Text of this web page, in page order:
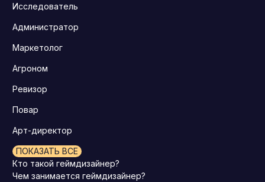
Исследователь
Администратор
Маркетолог
Агроном
Ревизор
Повар
Арт-директор
ПОКАЗАТЬ ВСЕ
Кто такой геймдизайнер?
Чем занимается геймдизайнер?